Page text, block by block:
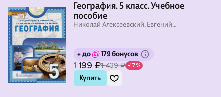
География. 5 класс. Учебное
пособие
Николай Алексеевский, Евгений
+ до 179 бонусов
1 199 ₽1 439 ₽ -17%
Купить